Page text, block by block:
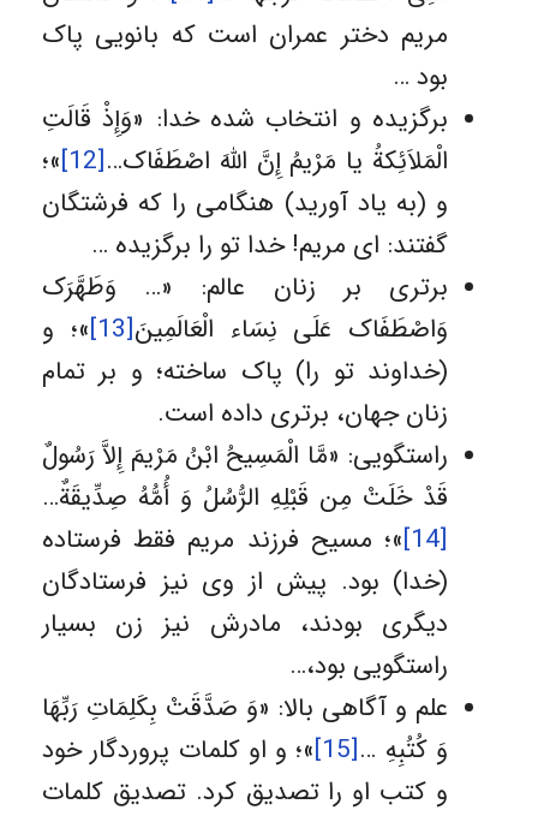
مریم دختر عمران است که بانویى پاک
بود …
برگزیده و انتخاب شده خدا:‌ «وَإِذْ قَالَتِ
الْمَلاَئِکةُ یا مَرْیمُ إِنَّ اللّهَ اصْطَفَاک…[12]
»؛
و (به یاد آورید) هنگامی را که فرشتگان
گفتند: ای مریم! خدا تو را برگزیده …
برتری بر زنان عالم:‌ «… وَطَهَّرَک
وَاصْطَفَاک عَلَى نِسَاء الْعَالَمِینَ[13]
»؛ و
(خداوند تو را) پاک ساخته؛ و بر تمام
زنان جهان، برتری داده است.
راستگویی: «مَّا الْمَسِیحُ ابْنُ مَرْیمَ إِلاَّ رَسُولٌ
قَدْ خَلَتْ مِن قَبْلِهِ الرُّسُلُ وَ أُمُّهُ صِدِّیقَةٌ…
[14]
»؛ مسیح فرزند مریم فقط فرستاده
(خدا) بود. پیش از وى نیز فرستادگان
دیگرى بودند، مادرش نیز زن بسیار
راستگویى بود،…
علم و آگاهی بالا: «وَ صَدَّقَتْ بِکَلِمَاتِ رَبِّهَا
وَ کُتُبِهِ …[15]
»؛ و او کلمات پروردگار خود
و کتب او را تصدیق کرد. تصدیق کلمات